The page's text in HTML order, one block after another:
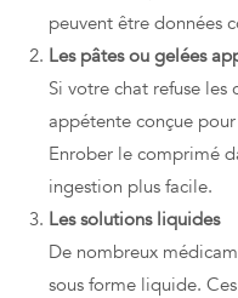
peuvent être données
Les pâtes ou gelées
Si votre chat refuse
appétente conçue
Enrober le comprimé
ingestion plus facile.
Les solutions liquides
De nombreux
sous forme liquide.